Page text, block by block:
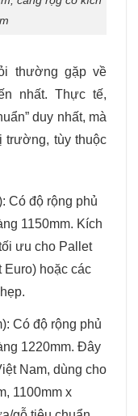
thường gặp về
nhất. Thực tế,
duy nhất, mà
trường, tùy thuộc
Có độ rộng phủ
1150mm. Kích
ưu cho Pallet
Euro) hoặc các
Có độ rộng phủ
1220mm. Đây
Nam, dùng cho
1100mm x